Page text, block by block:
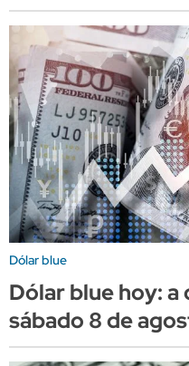
Dólar blue
Dólar blue hoy:
sábado 8 de